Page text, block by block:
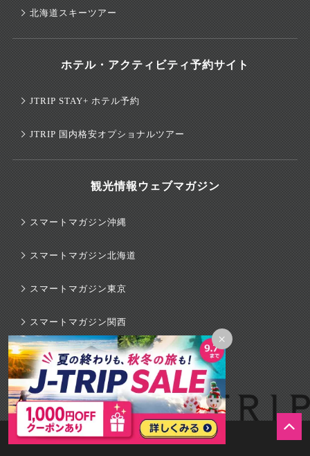
×
北海道スキーツアー
ホテル・アクティビティ予約サイト
JTRIP STAY+ ホテル予約
JTRIP 国内格安オプショナルツアー
観光情報ウェブマガジン
スマートマガジン沖縄
スマートマガジン北海道
スマートマガジン東京
スマートマガジン関西
スマートマガジンハワイ
旅行のマニュアル
© 2026 J-TRIP Co.,Ltd.